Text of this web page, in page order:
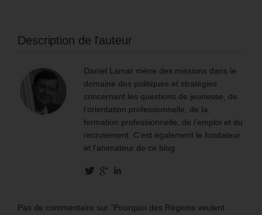
Description de l'auteur
Daniel Lamar mène des missions dans le
domaine des politiques et stratégies
concernant les questions de jeunesse, de
l’orientation professionnelle, de la
formation professionnelle, de l’emploi et du
recrutement. C'est également le fondateur
et l'animateur de ce blog.
Pas de commentaire sur “Pourquoi des Régions veulent